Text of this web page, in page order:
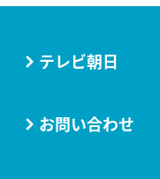
テレビ朝日
お問い合わせ